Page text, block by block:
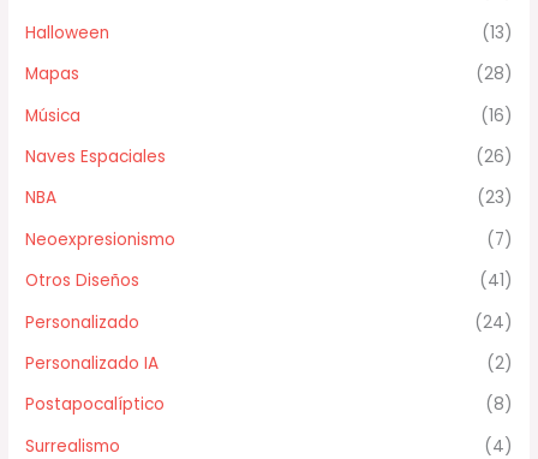
Halloween
(13)
Mapas
(28)
Música
(16)
Naves Espaciales
(26)
NBA
(23)
Neoexpresionismo
(7)
Otros Diseños
(41)
Personalizado
(24)
Personalizado IA
(2)
Postapocalíptico
(8)
Surrealismo
(4)